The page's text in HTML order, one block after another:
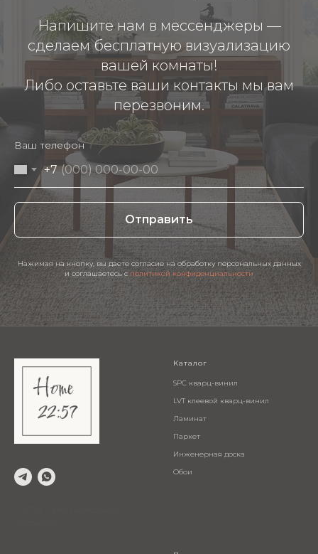
Напишите нам в мессенджеры —
сделаем бесплатную визуализацию
вашей комнаты!
Либо оставьте ваши контакты мы вам
перезвоним.
Ваш телефон
+7
Отправить
Нажимая на кнопку, вы даете согласие на обработку персональных данных
и соглашаетесь c политикой конфиденциальности
Каталог
SPC кварц-винил
LVT клеевой кварц-винил
Ламинат
Паркет
Инженерная доска
Обои